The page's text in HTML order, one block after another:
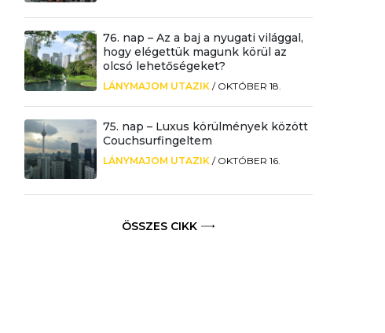
76. nap – Az a baj a nyugati világgal,
hogy elégettük magunk körül az
olcsó lehetőségeket?
LÁNYMAJOM UTAZIK / OKTÓBER 18.
75. nap – Luxus körülmények között
Couchsurfingeltem
LÁNYMAJOM UTAZIK / OKTÓBER 16.
ÖSSZES CIKK